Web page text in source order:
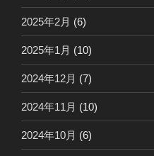
2025年2月 (6)
2025年1月 (10)
2024年12月 (7)
2024年11月 (10)
2024年10月 (6)